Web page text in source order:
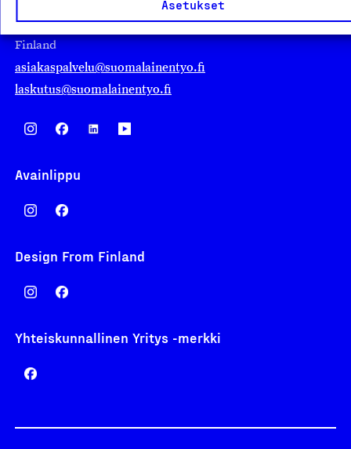
Asetukset
00130 Helsinki
Finland
asiakaspalvelu@suomalainentyo.fi
laskutus@suomalainentyo.fi
Avainlippu
Design From Finland
Yhteiskunnallinen Yritys -merkki